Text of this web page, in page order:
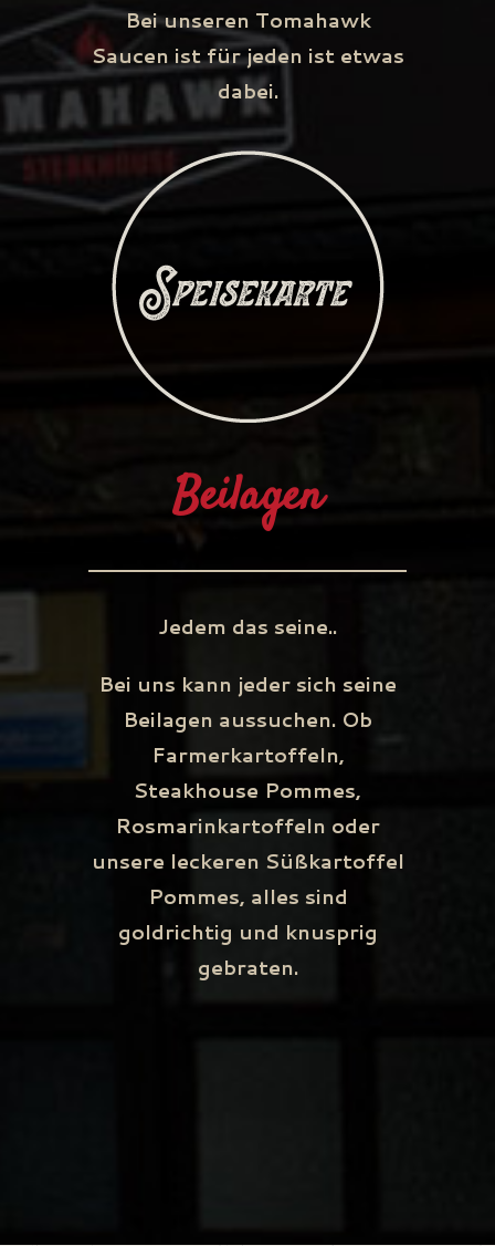
Bei unseren Tomahawk
Saucen ist für jeden ist etwas
dabei.
Beilagen
Jedem das seine..
Bei uns kann jeder sich seine
Beilagen aussuchen. Ob
Farmerkartoffeln,
Steakhouse Pommes,
Rosmarinkartoffeln oder
unsere leckeren Süßkartoffel
Pommes, alles sind
goldrichtig und knusprig
gebraten.